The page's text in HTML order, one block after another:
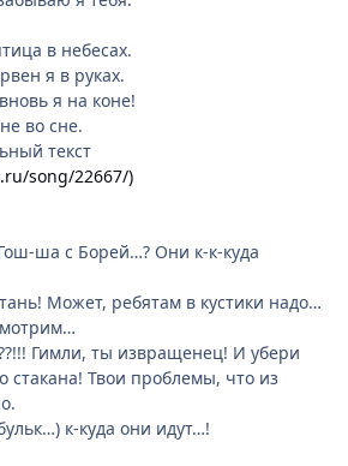
в небесах.
я в руках.
я на коне!
во сне.
текст
song/22667/)
ша с Борей…? Они к-к-куда
Может, ребятам в кустики надо…
Гимли, ты извращенец! И убери
стакана! Твои проблемы, что из
к-куда они идут…!